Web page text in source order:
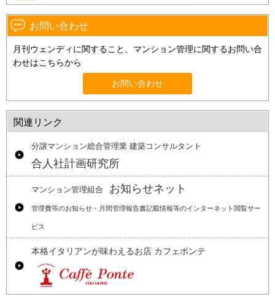
お問い合わせ
月刊ウェンディに関すること、マンション管理に関するお問い合
わせはこちらから
お問い合わせ
関連リンク
分譲マンション総合管理業 建築コンサルタント
合人社計画研究所
マンション管理組合 お知らせネット
管理費等のお知らせ・月間管理報告書記載情報等のインターネット閲覧サー
ビス
本格イタリアンが味わえるお店 カフェポンテ